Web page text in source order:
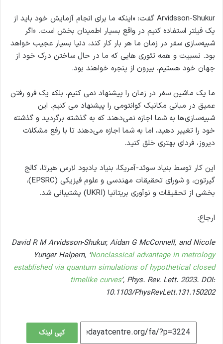
Arvidsson-Shukur گفت: «اینکه ما برای انجام آزمایش خود باید از
یک فیلتر استفاده کنیم در واقع بسیار اطمینان بخش است. «اگر
شبیه‌سازی سفر در زمان ما هر بار کار کند، دنیا بسیار عجیب خواهد
بود. نسبیت و همه تئوری هایی که ما در حال ساختن درک خود از
جهان خود هستیم، بیرون از پنجره خواهند بود.
ما یک ماشین سفر در زمان را پیشنهاد نمی کنیم، بلکه یک فرو رفتن
عمیق در مبانی مکانیک کوانتومی را پیشنهاد می کنیم. این
شبیه‌سازی‌ها به شما اجازه نمی‌دهند که به گذشته برگردید و گذشته
خود را تغییر دهید، اما به شما اجازه می‌دهند تا با رفع مشکلات
دیروز، فردای بهتری خلق کنید.
این کار توسط بنیاد سوئد-آمریکا، بنیاد یادبود لارس هیرتا، کالج
گیرتون، و شورای تحقیقات مهندسی و علوم فیزیکی (EPSRC)،
بخشی از تحقیقات و نوآوری بریتانیا (UKRI) پشتیبانی شد.
ارجاع:
David R M Arvidsson-Shukur, Aidan G McConnell, and Nicole
Yunger Halpern, ‘Nonclassical advantage in metrology
established via quantum simulations of hypothetical closed
timelike curves’, Phys. Rev. Lett. 2023. DOI:
10.1103/PhysRevLett.131.150202
کپی لینک